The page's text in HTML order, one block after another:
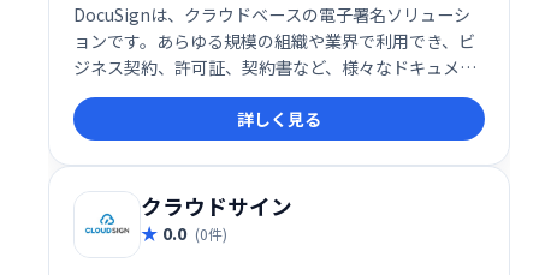
DocuSignは、クラウドベースの電子署名ソリューシ
ョンです。あらゆる規模の組織や業界で利用でき、ビ
ジネス契約、許可証、契約書など、様々なドキュメン
トへの署名をスムーズに実行できます。ペーパーレス
化による業務効率化とコスト削減を実現し、安全にデ
ジタル署名を行うことができます。
詳しく見る
クラウドサイン
0.0 (0件)